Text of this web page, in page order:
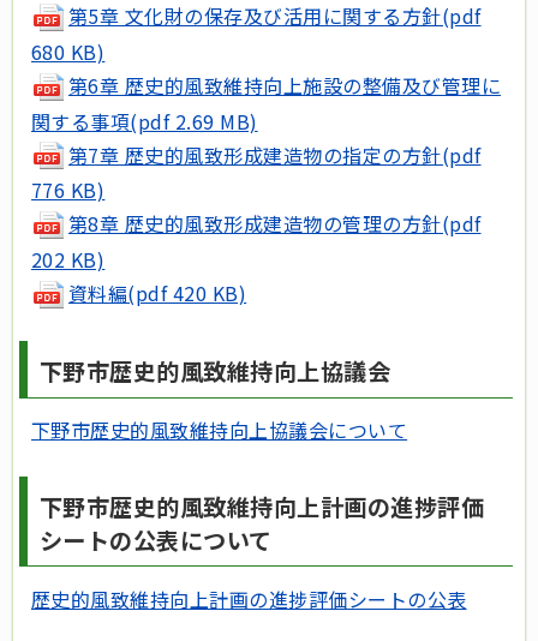
第5章 文化財の保存及び活用に関する方針(pdf
680 KB)
第6章 歴史的風致維持向上施設の整備及び管理に
関する事項(pdf 2.69 MB)
第7章 歴史的風致形成建造物の指定の方針(pdf
776 KB)
第8章 歴史的風致形成建造物の管理の方針(pdf
202 KB)
資料編(pdf 420 KB)
下野市歴史的風致維持向上協議会
下野市歴史的風致維持向上協議会について
下野市歴史的風致維持向上計画の進捗評価
シートの公表について
歴史的風致維持向上計画の進捗評価シートの公表